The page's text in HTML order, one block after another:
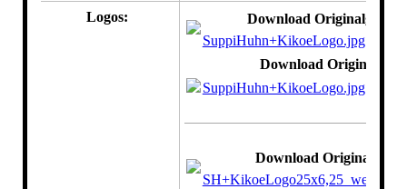
Logos:
Download Originalgröße
SuppiHuhn+KikoeLogo.jpg
Download
SuppiHuhn+KikoeLogo.jpg
Download
SH+KikoeLogo25x6,25_weiß.jpg